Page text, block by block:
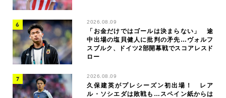
2026.08.09
「お金だけではゴールは決まらない」 途
中出場の塩貝健人に批判の矛先…ヴォルフ
スブルク、ドイツ2部開幕戦でスコアレスド
ロー
2026.08.09
久保建英がプレシーズン初出場！ レア
ル・ソシエダは敗戦も…スペイン紙からは